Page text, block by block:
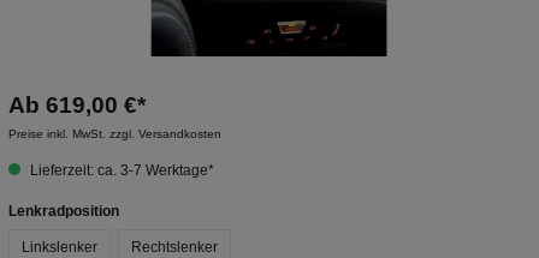
Ab 619,00 €*
Preise inkl. MwSt. zzgl. Versandkosten
Lieferzeit: ca. 3-7 Werktage*
Lenkradposition
Linkslenker Rechtslenker